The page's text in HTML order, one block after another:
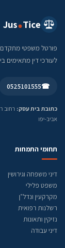
Jus Tice
פורטל משפטי מתקדם
לעורכי דין
☎
0525101555
כתובת בית עסק:
אביב-יפו
תחומי התמחות
דיני משפחה וגירושין
משפט פלילי
מקרקעין ונדל"ן
רשלנות רפואית
נזיקין ותאונות
דיני עבודה